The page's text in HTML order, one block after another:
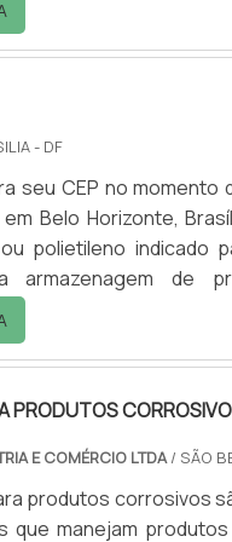
fixos e disponíveis em
abaixo e solicite
- DF
seu CEP no
Belo Horizonte,
polietileno indicado
armazenagem de
qualquer outro
usado no setor
de paleteiras ou
PRODUTOS
E COMÉRCIO LTDA/ SÃO
produtos corrosivos
que manejam